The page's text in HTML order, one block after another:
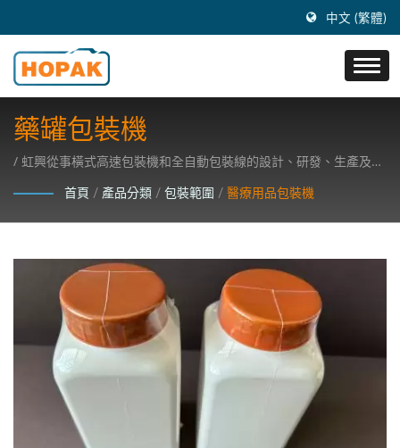
中文 (繁體)
藥罐包裝機
/ 虹興從事橫式高速包裝機和全自動包裝線的設計、研發、生產及銷
售事業，注重研發高科技包裝機器。
首頁 / 產品分類 / 包裝範圍 / 醫療用品包裝機